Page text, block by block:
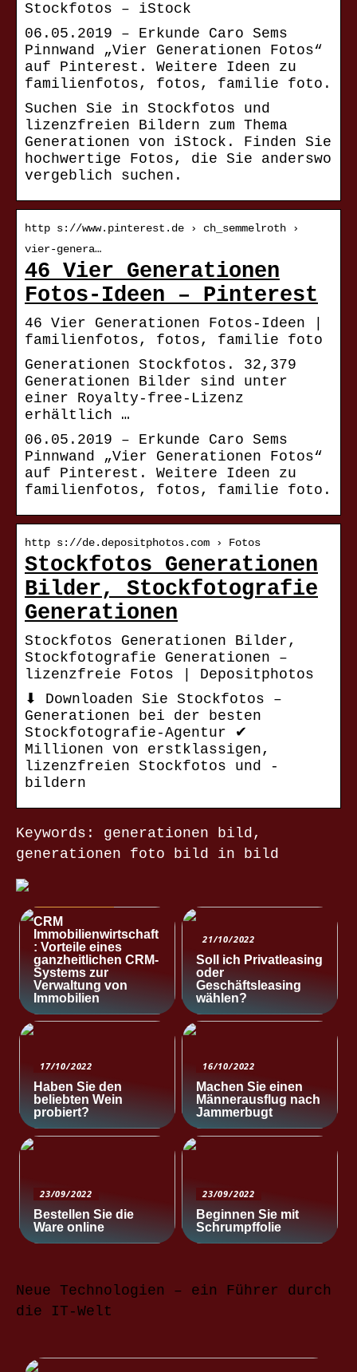
Stockfotos – iStock
06.05.2019 – Erkunde Caro Sems
Pinnwand „Vier Generationen Fotos“
auf Pinterest. Weitere Ideen zu
familienfotos, fotos, familie foto.
Suchen Sie in Stockfotos und
lizenzfreien Bildern zum Thema
Generationen von iStock. Finden Sie
hochwertige Fotos, die Sie anderswo
vergeblich suchen.
http s://www.pinterest.de › ch_semmelroth ›
vier-genera…
46 Vier Generationen
Fotos-Ideen – Pinterest
46 Vier Generationen Fotos-Ideen |
familienfotos, fotos, familie foto
Generationen Stockfotos. 32,379
Generationen Bilder sind unter
einer Royalty-free-Lizenz
erhältlich …
06.05.2019 – Erkunde Caro Sems
Pinnwand „Vier Generationen Fotos“
auf Pinterest. Weitere Ideen zu
familienfotos, fotos, familie foto.
http s://de.depositphotos.com › Fotos
Stockfotos Generationen
Bilder, Stockfotografie
Generationen
Stockfotos Generationen Bilder,
Stockfotografie Generationen –
lizenzfreie Fotos | Depositphotos
⬇ Downloaden Sie Stockfotos –
Generationen bei der besten
Stockfotografie-Agentur ✔
Millionen von erstklassigen,
lizenzfreien Stockfotos und -
bildern
Keywords: generationen bild,
generationen foto bild in bild
CRM
Immobilienwirtschaft
: Vorteile eines
ganzheitlichen CRM-
Systems zur
Verwaltung von
Immobilien
21/10/2022
Soll ich Privatleasing
oder
Geschäftsleasing
wählen?
17/10/2022
Haben Sie den
beliebten Wein
probiert?
16/10/2022
Machen Sie einen
Männerausflug nach
Jammerbugt
23/09/2022
Bestellen Sie die
Ware online
23/09/2022
Beginnen Sie mit
Schrumpffolie
Neue Technologien – ein Führer durch
die IT-Welt